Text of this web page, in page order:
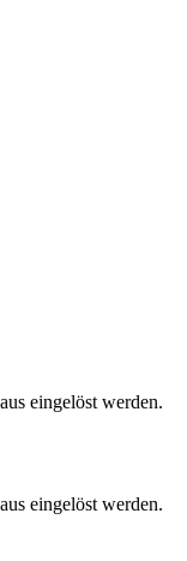
eingelöst werden.
eingelöst werden.